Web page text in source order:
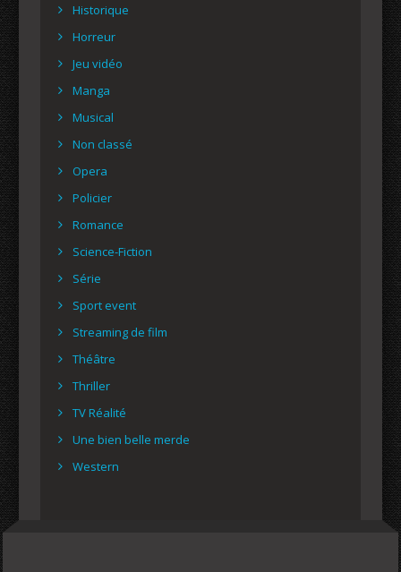
Historique
Horreur
Jeu vidéo
Manga
Musical
Non classé
Opera
Policier
Romance
Science-Fiction
Série
Sport event
Streaming de film
Théâtre
Thriller
TV Réalité
Une bien belle merde
Western